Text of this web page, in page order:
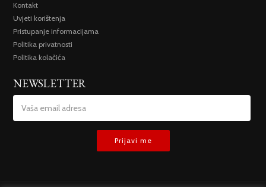
Kontakt
Uvjeti korištenja
Pristupanje informacijama
Politika privatnosti
Politika kolačića
NEWSLETTER